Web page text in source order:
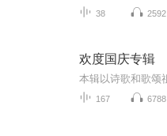
38 2592
欢度国庆专辑
167 6788